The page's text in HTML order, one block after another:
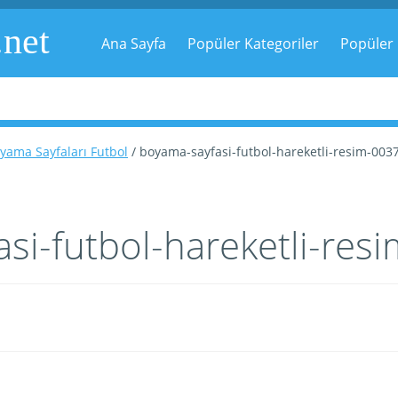
Ana Sayfa Popüler Kategoriler Popüler
Sayfaları Futbol / boyama-sayfasi-futbol-hareketli-resim-
futbol-hareketli-